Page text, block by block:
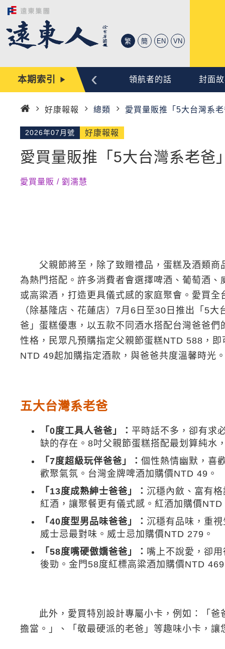
繁 簡 EN VN
本期索引
心動時刻 編輯手記 領航者的話 封面
‹
頁
好康報報 總類 愛買量販推「5大台灣系
2026年07月號 好康報報
愛買量販推「5大台灣系老
愛買量販 / 劉濡慧
父親節將至，除了致贈禮品，蛋糕及酒類商
為熱門搭配。許多消費者會選擇啤酒、葡萄酒、
或高粱酒，打造更具儀式感的家庭聚會。愛買全
（除基隆店、花蓮店）7月6日至30日推出「5大
爸」蛋糕優惠，以五款不同酒水搭配台灣爸爸們
性格，民眾凡預購指定父親節蛋糕NTD 588，即
NTD 49起加購指定酒款，與爸爸共度溫馨時光。
五大台灣系老爸
「0度工具人爸爸」： 平時話不多，卻有求
缺的存在。8吋父親節蛋糕搭配最划算純水
「7度超級玩伴爸爸」：個性熱情幽默，喜
歡聚氣氛。台灣金牌啤酒加購價NTD 49。
「13度成熟紳士爸爸」： 沉穩內斂、富有
紅酒，讓聚餐更有儀式感。紅酒加購價NTD
「40度型男品味爸爸」： 沉穩有品味，重
威士忌最對味。威士忌加購價NTD 279。
「58度嘴硬傲嬌爸爸」： 嘴上不說愛，卻
後勁。金門58度紅標高粱酒加購價NTD 469
此外，愛買特別設計專屬小卡，例如：「爸
擔當。」、「敬最硬派的老爸」等趣味小卡，讓